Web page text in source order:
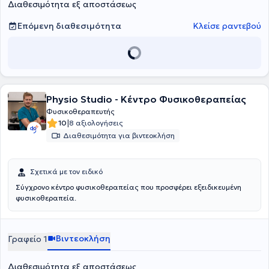
σύγχρονα μηχανήματα όπως μαγνητικός διεγέρτης, κρουστικός
στήλης κλπ. Πλαισιώνεται από φυσικοθεραπευτές μέλη του
εμπειρία. Τέλος, αντιμετωπίζονται μυοσκελετικές παθήσεις,
αθλητικές κακώσεις, λεμφοίδημα, νευρολογικές και
Διαθεσιμότητα εξ αποστάσεως
Επόμενη διαθεσιμότητα
Κλείσε ραντεβού
Physio Studio - Κέντρο Φυσικοθεραπείας
Φυσικοθεραπευτής
10|8 αξιολογήσεις
Διαθεσιμότητα για βιντεοκλήση
Σχετικά με τον ειδικό
Σύγχρονο κέντρο φυσικοθεραπείας που προσφέρει εξειδικευμένη
φυσικοθεραπεία.
Γραφείο 1 Βιντεοκλήση
Διαθεσιμότητα εξ αποστάσεως